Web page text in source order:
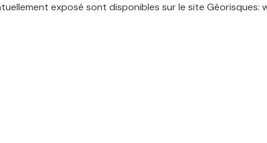
exposé sont disponibles sur le site Géorisques: